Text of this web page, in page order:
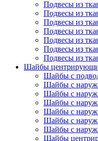
Подвесы из
Подвесы из
Подвесы из
Подвесы из
Подвесы из
Подвесы из
Подвесы из
Шайбы
Шайбы с
Шайбы с
Шайбы с
Шайбы с
Шайбы с
Шайбы с
Шайбы с
Шайбы